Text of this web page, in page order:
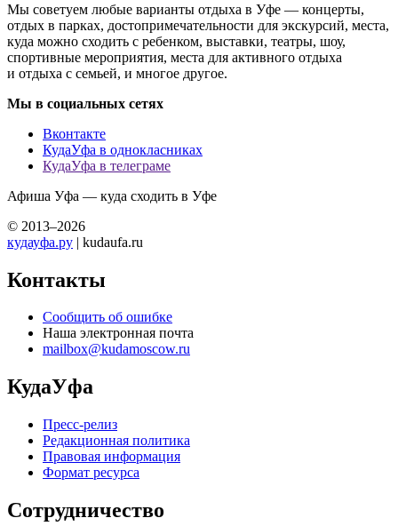
Мы советуем любые варианты отдыха в Уфе — концерты,
отдых в парках, достопримечательности для экскурсий, места,
куда можно сходить с ребенком, выставки, театры, шоу,
спортивные мероприятия, места для активного отдыха
и отдыха с семьей, и многое другое.
Мы в социальных сетях
Вконтакте
КудаУфа в однокласниках
КудаУфа в телеграме
Афиша Уфа — куда сходить в Уфе
© 2013–2026
кудауфа.ру | kudaufa.ru
Контакты
Сообщить об ошибке
Наша электронная почта
mailbox@kudamoscow.ru
КудаУфа
Пресс-релиз
Редакционная политика
Правовая информация
Формат ресурса
Сотрудничество